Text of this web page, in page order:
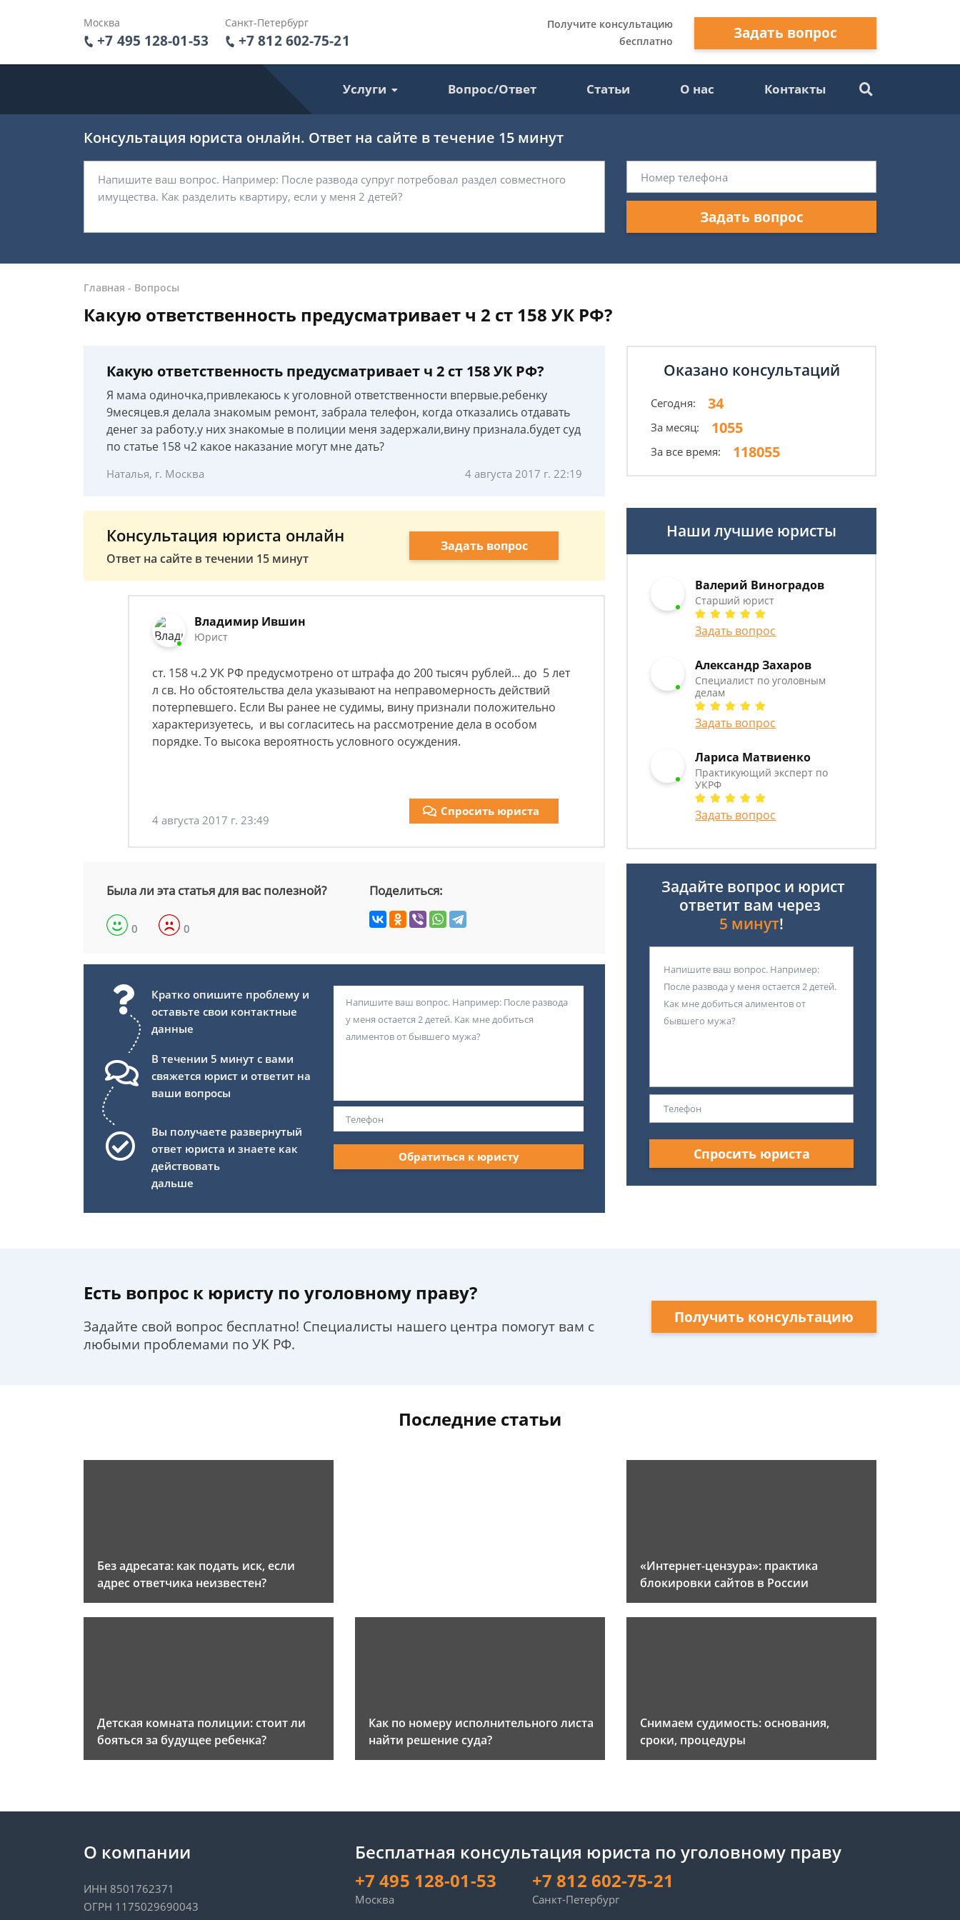
Москва
+7 495 128-01-53
Санкт-Петербург
+7 812 602-75-21
Получите консультацию
бесплатно
Задать вопрос
Услуги Вопрос/Ответ Статьи О нас Контакты
Консультация юриста онлайн. Ответ на сайте в течение 15 минут
Задать вопрос
Главная - Вопросы
Какую ответственность предусматривает ч 2 ст 158 УК РФ?
Какую ответственность предусматривает ч 2 ст 158 УК РФ?
Я мама одиночка,привлекаюсь к уголовной ответственности впервые.ребенку
9месяцев.я делала знакомым ремонт, забрала телефон, когда отказались отдавать
денег за работу.у них знакомые в полиции меня задержали,вину признала.будет суд
по статье 158 ч2 какое наказание могут мне дать?
Наталья, г. Москва 4 августа 2017 г. 22:19
Консультация юриста онлайн
Ответ на сайте в течении 15 минут
Задать вопрос
Владимир Ившин
Юрист
ст. 158 ч.2 УК РФ предусмотрено от штрафа до 200 тысяч рублей… до 5 лет
л св. Но обстоятельства дела указывают на неправомерность действий
потерпевшего. Если Вы ранее не судимы, вину признали положительно
характеризуетесь, и вы согласитесь на рассмотрение дела в особом
порядке. То высока вероятность условного осуждения.
4 августа 2017 г. 23:49
Спросить юриста
Была ли эта статья для вас полезной?
0 0
Поделиться:
Кратко опишите проблему и
оставьте свои контактные
данные
В течении 5 минут с вами
свяжется юрист и ответит на
ваши вопросы
Вы получаете развернутый
ответ юриста и знаете как
действовать
дальше
Обратиться к юристу
Оказано консультаций
Сегодня: 34
За месяц: 1055
За все время: 118055
Наши лучшие юристы
Валерий Виноградов
Старший юрист
Задать вопрос
Александр Захаров
Специалист по уголовным
делам
Задать вопрос
Лариса Матвиенко
Практикующий эксперт по
УКРФ
Задать вопрос
Задайте вопрос и юрист
ответит вам через
5 минут!
Спросить юриста
Есть вопрос к юристу по уголовному праву?
Задайте свой вопрос бесплатно! Специалисты нашего центра помогут вам с
любыми проблемами по УК РФ.
Получить консультацию
Последние статьи
Без адресата: как подать иск, если
адрес ответчика неизвестен?
«Интернет-цензура»: практика
блокировки сайтов в России
Детская комната полиции: стоит ли
бояться за будущее ребенка?
Как по номеру исполнительного листа
найти решение суда?
Снимаем судимость: основания,
сроки, процедуры
О компании
ИНН 8501762371
ОГРН 1175029690043
Бесплатная консультация юриста по уголовному праву
+7 495 128-01-53
Москва
+7 812 602-75-21
Санкт-Петербург